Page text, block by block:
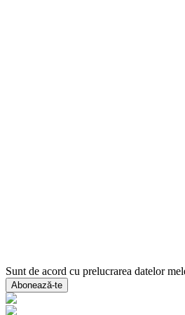
Sunt de acord cu prelucrarea datelor
Abonează-te